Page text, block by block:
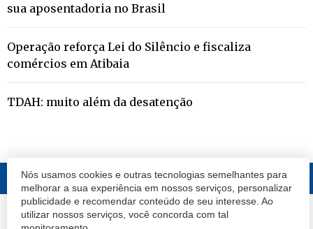
Nós usamos cookies e outras tecnologias semelhantes para
melhorar a sua experiência em nossos serviços, personalizar
publicidade e recomendar conteúdo de seu interesse. Ao
utilizar nossos serviços, você concorda com tal
sua aposentadoria no Brasil
Operação reforça Lei do Silêncio e fiscaliza
comércios em Atibaia
TDAH: muito além da desatenção
© 2020 Atibaia Hoje.Todos os direitos reservados.Desenvolvido por